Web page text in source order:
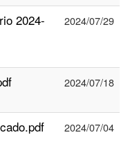
2024-
2024/07/29
2024/07/18
2024/07/04